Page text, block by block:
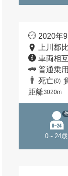
2020年
上川郡
車両相
普通乗
死亡(0)
距離3020m
0～24歳
他